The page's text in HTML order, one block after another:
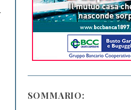
SOMMARIO: